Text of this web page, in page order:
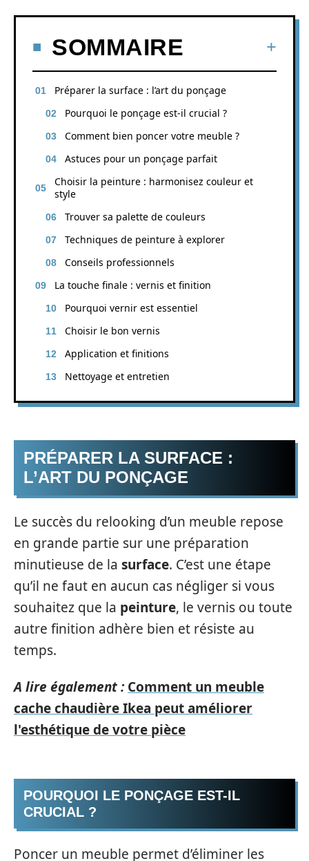
SOMMAIRE
Préparer la surface : l’art du ponçage
Pourquoi le ponçage est-il crucial ?
Comment bien poncer votre meuble ?
Astuces pour un ponçage parfait
Choisir la peinture : harmonisez couleur et
style
Trouver sa palette de couleurs
Techniques de peinture à explorer
Conseils professionnels
La touche finale : vernis et finition
Pourquoi vernir est essentiel
Choisir le bon vernis
Application et finitions
Nettoyage et entretien
PRÉPARER LA SURFACE :
L’ART DU PONÇAGE
Le succès du relooking d’un meuble repose
en grande partie sur une préparation
minutieuse de la surface. C’est une étape
qu’il ne faut en aucun cas négliger si vous
souhaitez que la peinture, le vernis ou toute
autre finition adhère bien et résiste au
temps.
A lire également : Comment un meuble
cache chaudière Ikea peut améliorer
l'esthétique de votre pièce
POURQUOI LE PONÇAGE EST-IL
CRUCIAL ?
Poncer un meuble permet d’éliminer les